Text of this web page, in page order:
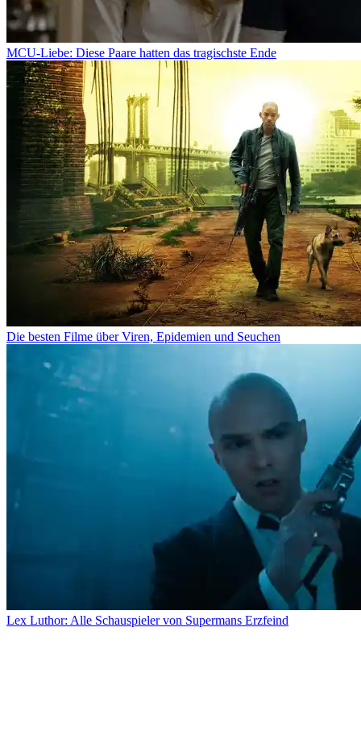
MCU-Liebe: Diese Paare hatten das tragischste Ende
Die besten Filme über Viren, Epidemien und Seuchen
Lex Luthor: Alle Schauspieler von Supermans Erzfeind